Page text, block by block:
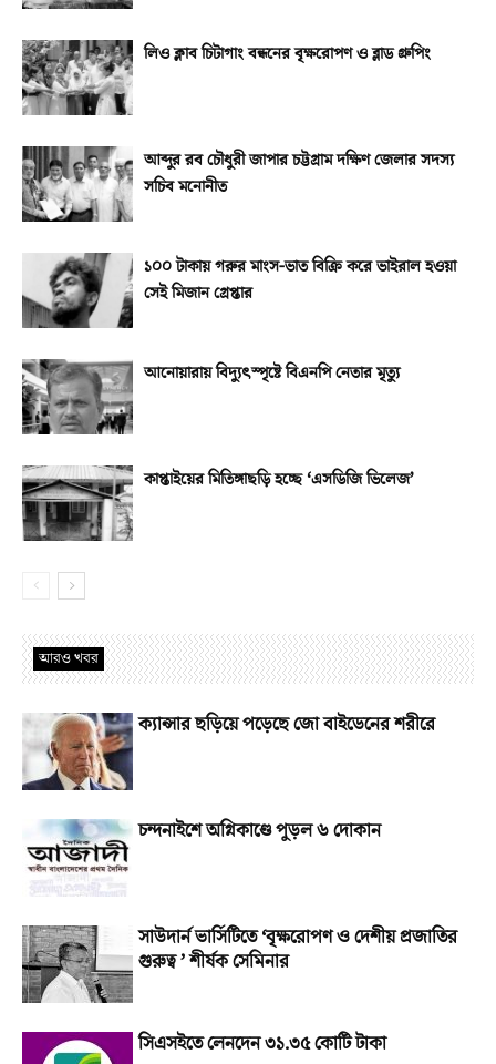
লিও ক্লাব চিটাগাং বন্ধনের বৃক্ষরোপণ ও ব্লাড গ্রুপিং
আব্দুর রব চৌধুরী জাপার চট্টগ্রাম দক্ষিণ জেলার সদস্য
সচিব মনোনীত
১০০ টাকায় গরুর মাংস-ভাত বিক্রি করে ভাইরাল হওয়া
সেই মিজান গ্রেপ্তার
আনোয়ারায় বিদ্যুৎস্পৃষ্টে বিএনপি নেতার মৃত্যু
কাপ্তাইয়ের মিতিঙ্গাছড়ি হচ্ছে ‘এসডিজি ভিলেজ’
আরও খবর
ক্যান্সার ছড়িয়ে পড়েছে জো বাইডেনের শরীরে
চন্দনাইশে অগ্নিকাণ্ডে পুড়ল ৬ দোকান
সাউদার্ন ভার্সিটিতে ‘বৃক্ষরোপণ ও দেশীয় প্রজাতির
গুরুত্ব ’ শীর্ষক সেমিনার
সিএসইতে লেনদেন ৩১.৩৫ কোটি টাকা